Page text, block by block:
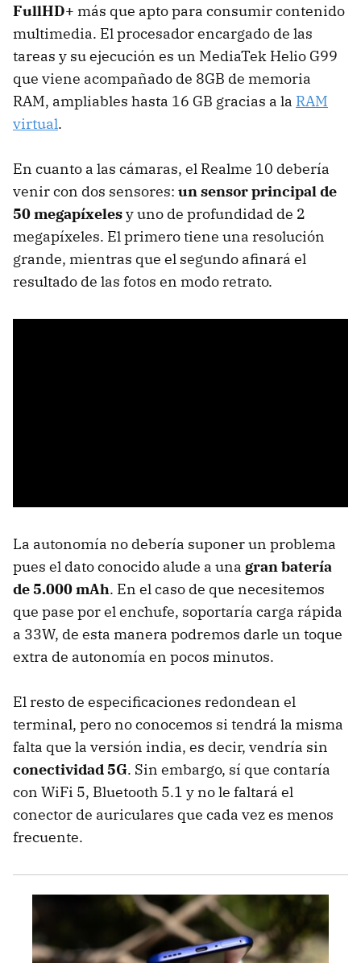
FullHD+ más que apto para consumir contenido
multimedia. El procesador encargado de las
tareas y su ejecución es un MediaTek Helio G99
que viene acompañado de 8GB de memoria
RAM, ampliables hasta 16 GB gracias a la RAM
virtual.
En cuanto a las cámaras, el Realme 10 debería
venir con dos sensores: un sensor principal de
50 megapíxelesy uno de profundidad de 2
megapíxeles. El primero tiene una resolución
grande, mientras que el segundo afinará el
resultado de las fotos en modo retrato.
La autonomía no debería suponer un problema
pues el dato conocido alude a una gran batería
de 5.000 mAh. En el caso de que necesitemos
que pase por el enchufe, soportaría carga rápida
a 33W, de esta manera podremos darle un toque
extra de autonomía en pocos minutos.
El resto de especificaciones redondean el
terminal, pero no conocemos si tendrá la misma
falta que la versión india, es decir, vendría sin
conectividad 5G. Sin embargo, sí que contaría
con WiFi 5, Bluetooth 5.1 y no le faltará el
conector de auriculares que cada vez es menos
frecuente.